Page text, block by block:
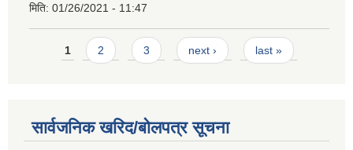
मिति: 01/26/2021 - 11:47
Pages
1 2 3 next › last »
सार्वजनिक खरिद/बोलपत्र सूचना